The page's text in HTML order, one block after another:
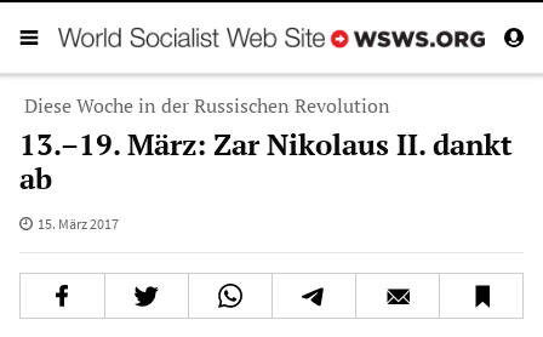
Diese Woche in der Russischen Revolution
13.–19. März: Zar Nikolaus II. dankt
ab
15. März 2017